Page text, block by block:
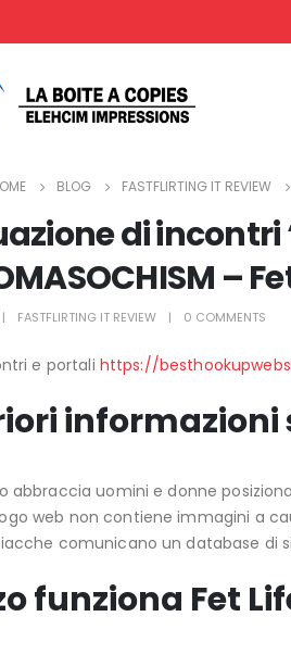
BLOG FASTFLIRTING IT REVIEW
di
–
FASTFLIRTING IT REVIEW 0 COMMENTS
e portali https://
informazioni
abbraccia uomini e donne
web non contiene immagini a
comunicano un database di
funziona Fet